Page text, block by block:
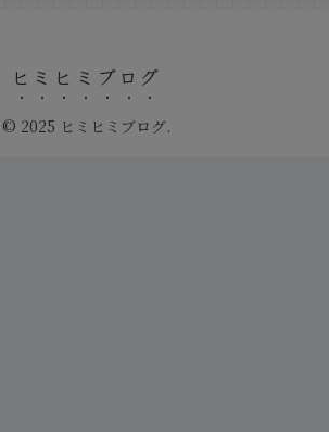
ヒミヒミブログ
© 2025 ヒミヒミブログ.